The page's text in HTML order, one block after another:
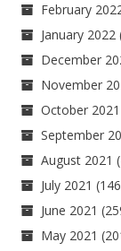
February
January 2022
December
November
October 2021
September
August 2021
July 2021
June 2021
May 2021